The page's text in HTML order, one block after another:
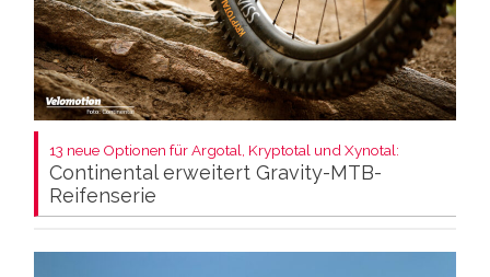
13 neue Optionen für Argotal, Kryptotal und Xynotal:
Continental erweitert Gravity-MTB-
Reifenserie